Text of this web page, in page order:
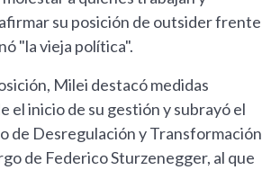
su posición de outsider frente
"la vieja política".
Milei destacó medidas
el inicio de su gestión y subrayó el
de Desregulación y Transformación
de Federico Sturzenegger, al que